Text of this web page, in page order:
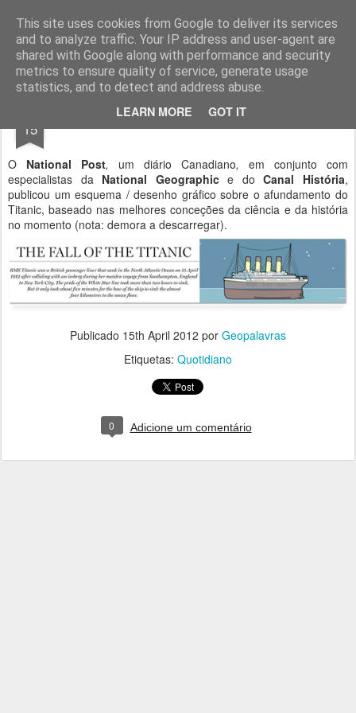
This site uses cookies from Google to deliver its services
and to analyze traffic. Your IP address and user-agent are
shared with Google along with performance and security
metrics to ensure quality of service, generate usage
statistics, and to detect and address abuse.
LEARN MORE GOT IT
Geopalavras
canal800 clique ZapCanal
15 Titanic: do embate até ao fundo.
O National Post, um diário Canadiano, em conjunto com
especialistas da National Geographice doCanal História,
publicou um esquema / desenho gráfico sobre o afundamento do
Titanic, baseado nas melhores conceções da ciência e da história
no momento (nota: demora a descarregar).
Publicado 15th April 2012 por Geopalavras
Etiquetas: Quotidiano
0 Adicione um comentário